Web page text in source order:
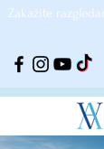
Zakažite